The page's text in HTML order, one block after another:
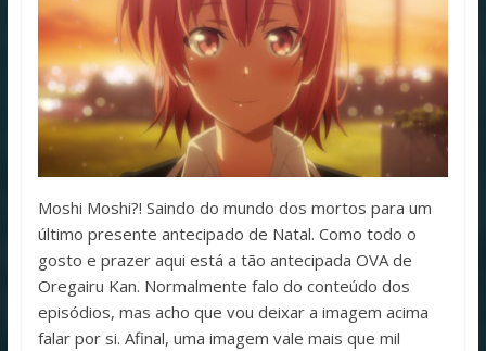
Moshi Moshi?! Saindo do mundo dos mortos para um
último presente antecipado de Natal. Como todo o
gosto e prazer aqui está a tão antecipada OVA de
Oregairu Kan. Normalmente falo do conteúdo dos
episódios, mas acho que vou deixar a imagem acima
falar por si. Afinal, uma imagem vale mais que mil